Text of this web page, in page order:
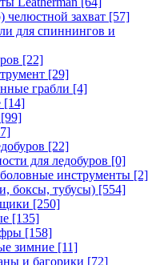
захват [57]
для спиннингов и
[22]
[29]
грабли [4]
[14]
[99]
[22]
для ледобуров [0]
инструменты [2]
боксы, тубусы) [554]
[250]
[135]
[158]
зимние [11]
и багорики [72]